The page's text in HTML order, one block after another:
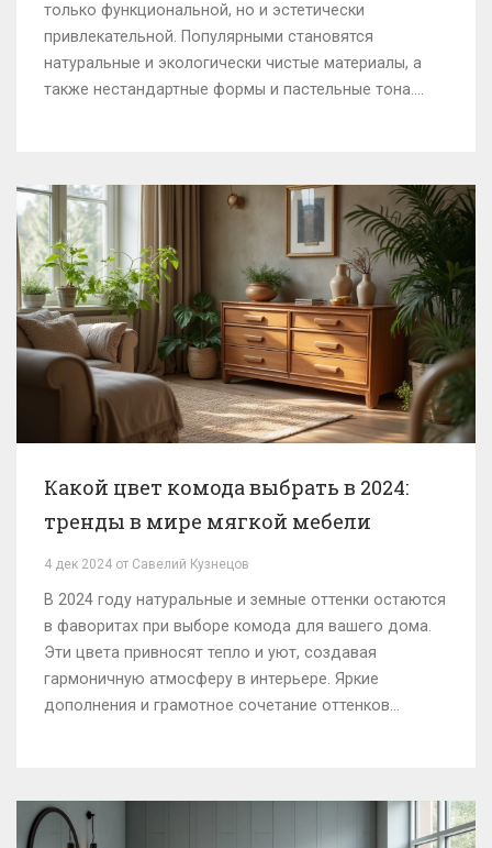
только функциональной, но и эстетически
привлекательной. Популярными становятся
натуральные и экологически чистые материалы, а
также нестандартные формы и пастельные тона.
ванную комнату, добавив ей уникальный стиль и
уют. В статье мы рассмотрим главные тренды и
советы по выбору плитки.
Какой цвет комода выбрать в 2024:
тренды в мире мягкой мебели
4 дек 2024 от Савелий Кузнецов
В 2024 году натуральные и земные оттенки остаются
в фаворитах при выборе комода для вашего дома.
Эти цвета привносят тепло и уют, создавая
гармоничную атмосферу в интерьере. Яркие
дополнения и грамотное сочетание оттенков
оттенки продолжают занимать ведущие позиции в
мебельной моде.